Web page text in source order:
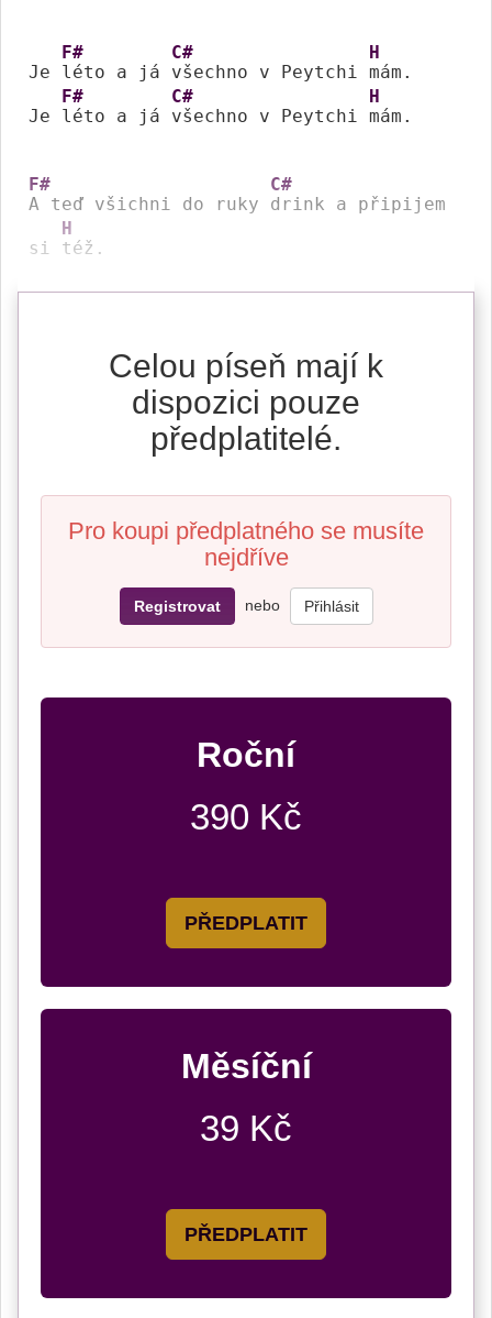
Je
F#
léto a já
C#
všechno v Peytchi
H
mám.
Je
F#
léto a já
C#
všechno v Peytchi
H
mám.
F#
A teď všichni do ruky
C#
drink a připijem
si
H
též.
Celou píseň mají k
dispozici pouze
předplatitelé.
Pro koupi předplatného se musíte
nejdříve
Registrovat nebo Přihlásit
Roční
390 Kč
PŘEDPLATIT
Měsíční
39 Kč
PŘEDPLATIT